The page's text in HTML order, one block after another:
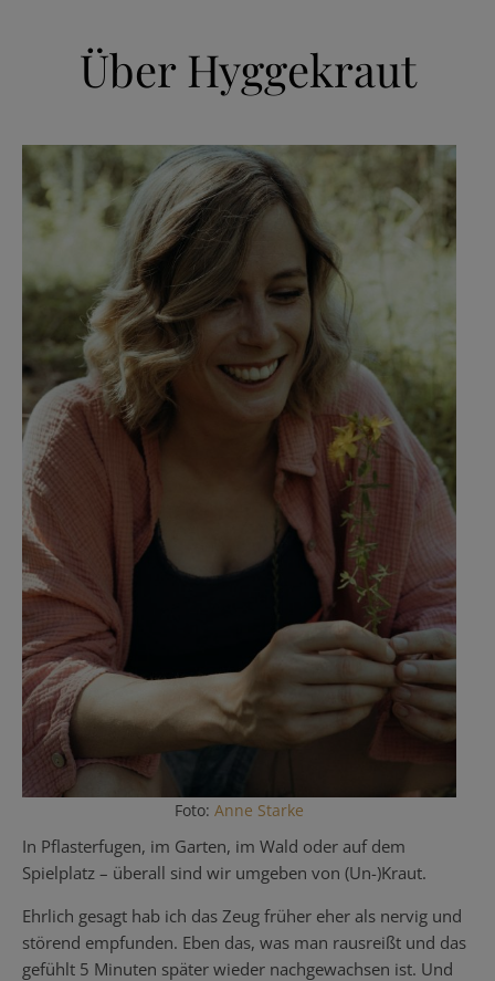
Über Hyggekraut
Foto: Anne Starke
In Pflasterfugen, im Garten, im Wald oder auf dem
Spielplatz – überall sind wir umgeben von (Un-)Kraut.
Ehrlich gesagt hab ich das Zeug früher eher als nervig und
störend empfunden. Eben das, was man rausreißt und das
gefühlt 5 Minuten später wieder nachgewachsen ist. Und